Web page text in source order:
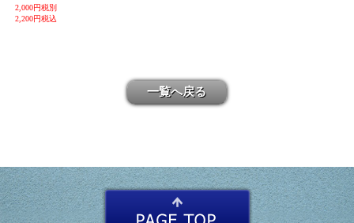
2,000円税別
2,200円税込
一覧へ戻る